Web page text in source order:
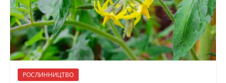
РОСЛИННИЦТВО